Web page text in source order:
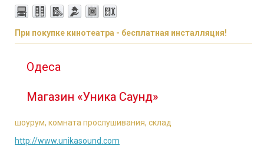
При покупке кинотеатра - бесплатная инсталляция!
Одеса
Магазин «Уника Саунд»
шоурум, комната прослушивания, склад
http://www.unikasound.com